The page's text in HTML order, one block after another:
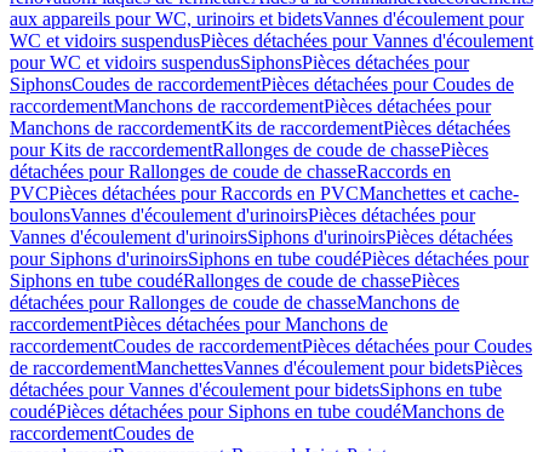
aux appareils pour WC, urinoirs et bidetsVannes d'écoulement pour
WC et vidoirs suspendusPièces détachées pour Vannes d'écoulement
pour WC et vidoirs suspendusSiphonsPièces détachées pour
SiphonsCoudes de raccordementPièces détachées pour Coudes de
raccordementManchons de raccordementPièces détachées pour
Manchons de raccordementKits de raccordementPièces détachées
pour Kits de raccordementRallonges de coude de chassePièces
détachées pour Rallonges de coude de chasseRaccords en
PVCPièces détachées pour Raccords en PVCManchettes et cache-
boulonsVannes d'écoulement d'urinoirsPièces détachées pour
Vannes d'écoulement d'urinoirsSiphons d'urinoirsPièces détachées
pour Siphons d'urinoirsSiphons en tube coudéPièces détachées pour
Siphons en tube coudéRallonges de coude de chassePièces
détachées pour Rallonges de coude de chasseManchons de
raccordementPièces détachées pour Manchons de
raccordementCoudes de raccordementPièces détachées pour Coudes
de raccordementManchettesVannes d'écoulement pour bidetsPièces
détachées pour Vannes d'écoulement pour bidetsSiphons en tube
coudéPièces détachées pour Siphons en tube coudéManchons de
raccordementCoudes de